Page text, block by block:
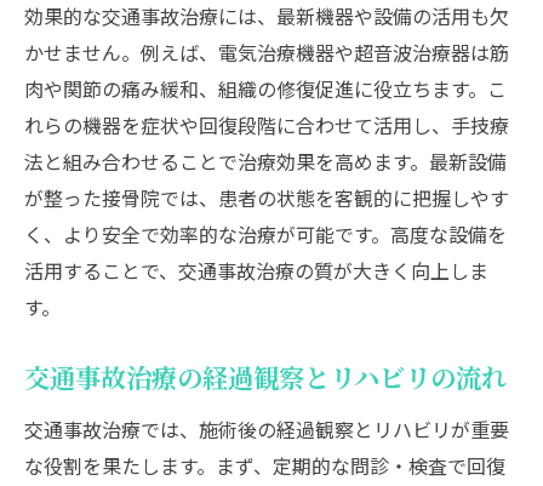
効果的な交通事故治療には、最新機器や設備の活用も欠
かせません。例えば、電気治療機器や超音波治療器は筋
肉や関節の痛み緩和、組織の修復促進に役立ちます。こ
れらの機器を症状や回復段階に合わせて活用し、手技療
法と組み合わせることで治療効果を高めます。最新設備
が整った接骨院では、患者の状態を客観的に把握しやす
く、より安全で効率的な治療が可能です。高度な設備を
活用することで、交通事故治療の質が大きく向上しま
す。
交通事故治療の経過観察とリハビリの流れ
交通事故治療では、施術後の経過観察とリハビリが重要
な役割を果たします。まず、定期的な問診・検査で回復